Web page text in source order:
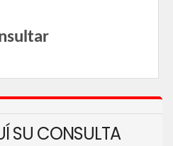
SU CONSULTA